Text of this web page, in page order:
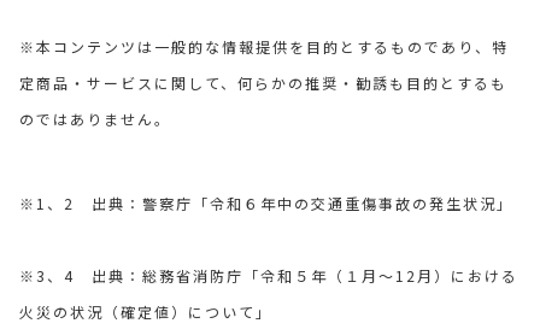
※本コンテンツは一般的な情報提供を目的とするものであり、特
定商品・サービスに関して、何らかの推奨・勧誘も目的とするも
のではありません。
※1、2 出典：警察庁「令和６年中の交通重傷事故の発生状況」
※3、4 出典：総務省消防庁「令和５年（１月～12月）における
火災の状況（確定値）について」